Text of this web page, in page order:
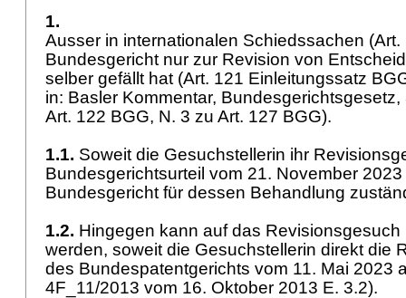
1.
Ausser in internationalen Schiedssachen (Art.
Bundesgericht nur zur Revision von
selber gefällt hat (Art. 121 Einleitungssatz
in: Basler Kommentar,
Art. 122 BGG, N. 3 zu Art. 127 BGG).
1.1. Soweit die Gesuchstellerin ihr
Bundesgerichtsurteil vom 21. November
Bundesgericht für dessen Behandlung
1.2. Hingegen kann auf das Revisionsgesuch
werden, soweit die Gesuchstellerin direkt die
des Bundespatentgerichts vom 11. Mai 2023
4F_11/2013 vom 16. Oktober 2013 E. 3.2).